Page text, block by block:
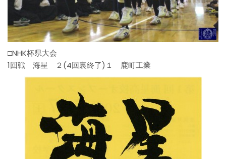
□NHK杯県大会
1回戦 海星 ２(4回裏終了)１ 鹿町工業